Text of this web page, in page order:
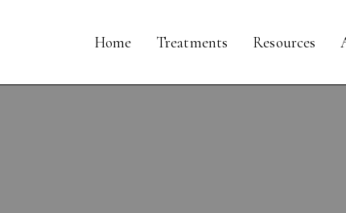
Home Treatments Resources